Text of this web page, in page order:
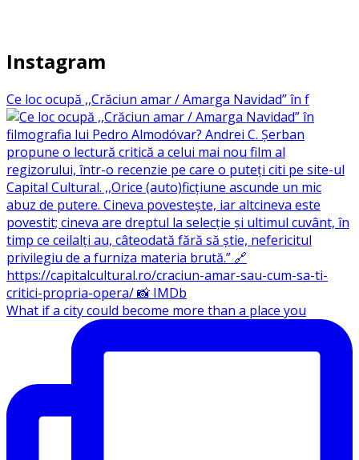
Instagram
Ce loc ocupă ,,Crăciun amar / Amarga Navidad” în f
What if a city could become more than a place you